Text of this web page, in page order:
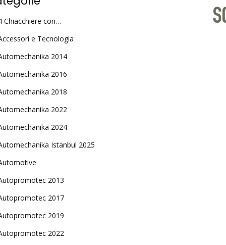
Chiacchiere con…
e Tecnologia
2014
2016
2018
2022
2024
Istanbul 2025
2013
2017
2019
2022